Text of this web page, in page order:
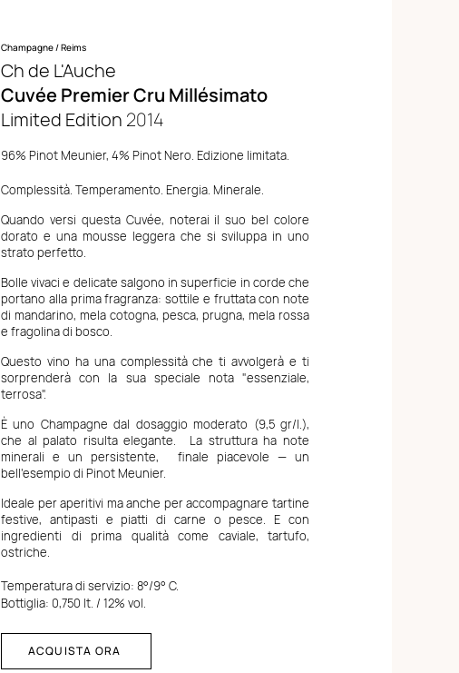
Champagne / Reims
Ch de L'Auche
Cuvée Premier Cru Millésimato
Limited Edition 2014
96% Pinot Meunier, 4% Pinot Nero. Edizione limitata.
Complessità. Temperamento. Energia. Minerale.
Quando versi questa Cuvée, noterai il suo bel colore
dorato e una mousse leggera che si sviluppa in uno
strato perfetto.
Bolle vivaci e delicate salgono in superficie in corde che
portano alla prima fragranza: sottile e fruttata con note
di mandarino, mela cotogna, pesca, prugna, mela rossa
e fragolina di bosco.
Questo vino ha una complessità che ti avvolgerà e ti
sorprenderà con la sua speciale nota "essenziale,
terrosa".
È uno Champagne dal dosaggio moderato (9,5 gr/l.),
che al palato risulta elegante.
La struttura ha note
minerali e un persistente,
finale piacevole — un
bell'esempio di Pinot Meunier.
Ideale per aperitivi ma anche per accompagnare tartine
festive, antipasti e piatti di carne o pesce. E con
ingredienti di prima qualità come caviale, tartufo,
ostriche.
Temperatura di servizio: 8°/9° C.
Bottiglia: 0,750 lt. / 12% vol.
ACQUISTA ORA